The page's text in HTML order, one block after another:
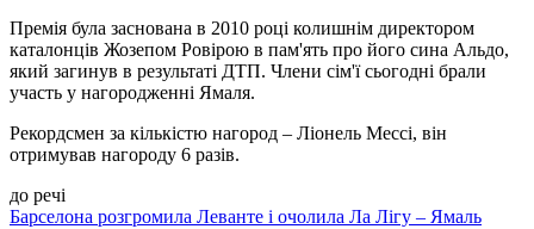
Премія була заснована в 2010 році колишнім директором
каталонців Жозепом Ровірою в пам'ять про його сина Альдо,
який загинув в результаті ДТП. Члени сім'ї сьогодні брали
участь у нагородженні Ямаля.
Рекордсмен за кількістю нагород – Ліонель Мессі, він
отримував нагороду 6 разів.
до речі
Барселона розгромила Леванте і очолила Ла Лігу – Ямаль